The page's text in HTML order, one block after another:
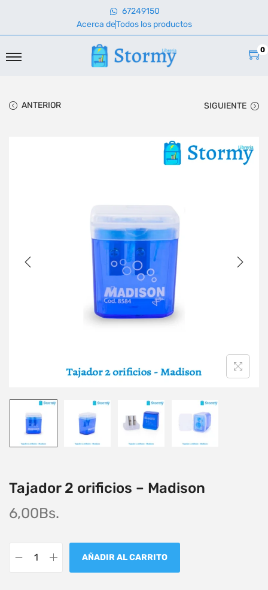
67249150
Acerca deTodos los productos
0
ANTERIOR SIGUIENTE
Tajador 2 orificios – Madison
6,00Bs.
AÑADIR AL CARRITO